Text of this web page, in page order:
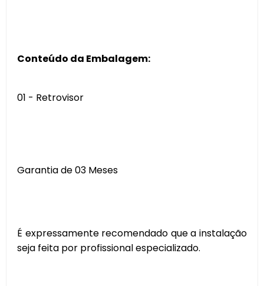
Conteúdo da Embalagem:
01 - Retrovisor
Garantia de 03 Meses
É expressamente recomendado que a instalação
seja feita por profissional especializado.